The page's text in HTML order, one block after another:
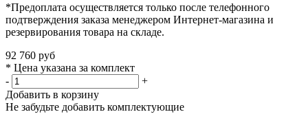
*Предоплата осуществляется только после телефонного
подтверждения заказа менеджером Интернет-магазина и
резервирования товара на складе.
92 760 руб
* Цена указана за комплект
-
+
Добавить в корзину
Не забудьте добавить комплектующие